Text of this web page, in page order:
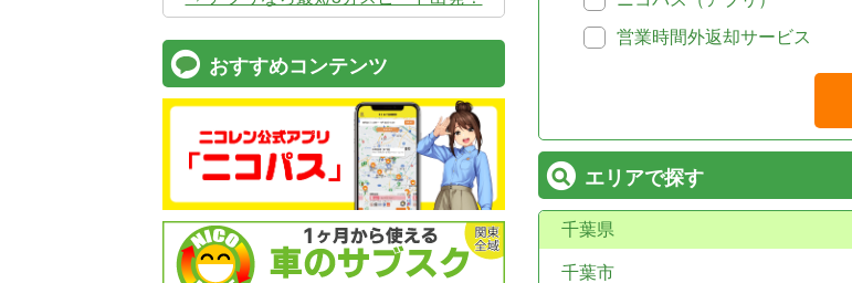
営業時間外返却サービス
エリアで探す
千葉県
千葉市
おすすめコンテンツ